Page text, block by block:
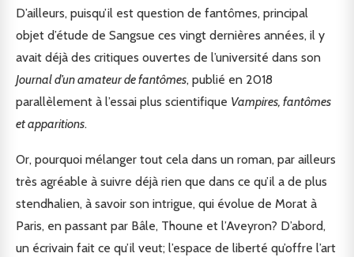
D’ailleurs, puisqu’il est question de fantômes, principal
objet d’étude de Sangsue ces vingt dernières années, il y
avait déjà des critiques ouvertes de l’université dans son
Journal d’un amateur de fantômes, publié en 2018
parallèlement à l’essai plus scientifique Vampires, fantômes
et apparitions.
Or, pourquoi mélanger tout cela dans un roman, par ailleurs
très agréable à suivre déjà rien que dans ce qu’il a de plus
stendhalien, à savoir son intrigue, qui évolue de Morat à
Paris, en passant par Bâle, Thoune et l’Aveyron? D’abord,
un écrivain fait ce qu’il veut; l’espace de liberté qu’offre l’art